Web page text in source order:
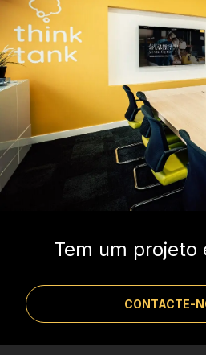
Tem um projeto
CONTACTE-